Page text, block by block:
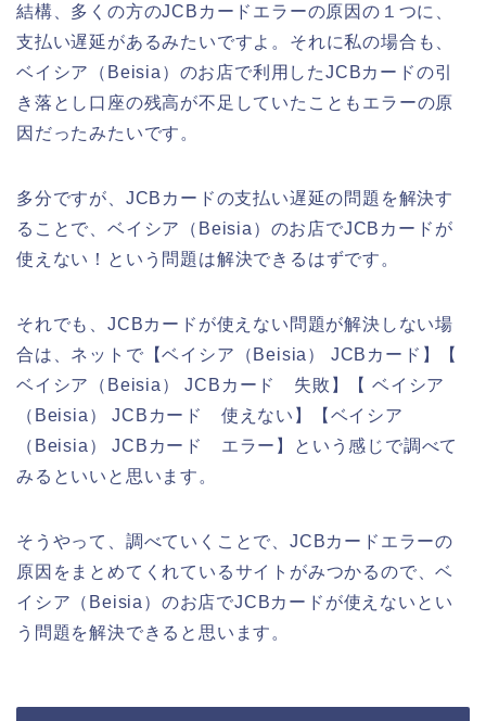
結構、多くの方のJCBカードエラーの原因の１つに、
支払い遅延があるみたいですよ。それに私の場合も、
ベイシア（Beisia）のお店で利用したJCBカードの引
き落とし口座の残高が不足していたこともエラーの原
因だったみたいです。
多分ですが、JCBカードの支払い遅延の問題を解決す
ることで、ベイシア（Beisia）のお店でJCBカードが
使えない！という問題は解決できるはずです。
それでも、JCBカードが使えない問題が解決しない場
合は、ネットで【ベイシア（Beisia） JCBカード】【
ベイシア（Beisia） JCBカード 失敗】【 ベイシア
（Beisia） JCBカード 使えない】【ベイシア
（Beisia） JCBカード エラー】という感じで調べて
みるといいと思います。
そうやって、調べていくことで、JCBカードエラーの
原因をまとめてくれているサイトがみつかるので、ベ
イシア（Beisia）のお店でJCBカードが使えないとい
う問題を解決できると思います。